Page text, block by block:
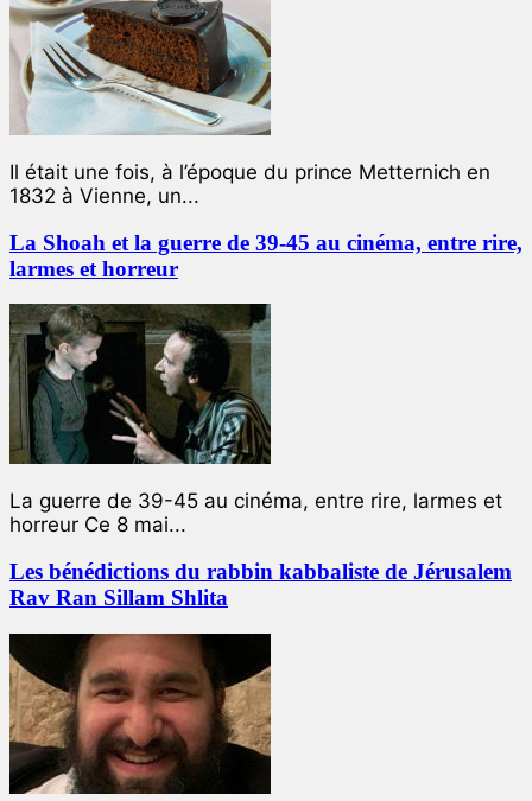
Il était une fois, à l’époque du prince Metternich en
1832 à Vienne, un...
La Shoah et la guerre de 39-45 au cinéma, entre rire,
larmes et horreur
La guerre de 39-45 au cinéma, entre rire, larmes et
horreur Ce 8 mai...
Les bénédictions du rabbin kabbaliste de Jérusalem
Rav Ran Sillam Shlita